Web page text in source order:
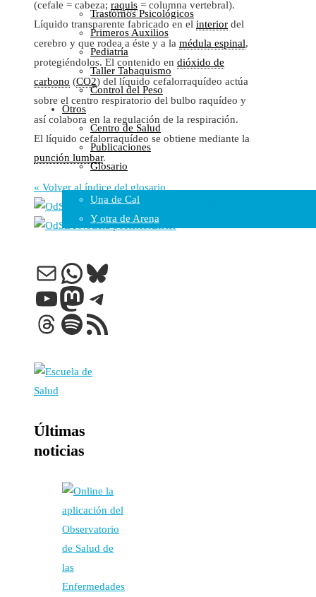
Colaboraciones
Cartas al Director
Medios de Comunicación
Otros
Vídeos
Cara Oscura Sanidad
Humor
Cal y Arena
Una de Cal
Y otra de Arena
Enlaces
Newsletter
Trastornos Psicológicos
Primeros Auxilios
Pediatría
Taller Tabaquismo
Control del Peso
Otros
Centro de Salud
Publicaciones
Glosario
(cefale = cabeza; raquis = columna vertebral).
Líquido transparente fabricado en el interior del
cerebro y que rodea a éste y a la médula espinal,
protegiéndolos. El contenido en dióxido de
carbono (CO2) del líquido cefalorraquídeo actúa
sobre el centro respiratorio del bulbo raquídeo y
así colabora en la regulación de la respiración.
El líquido cefalorraquídeo se obtiene mediante la
punción lumbar.
« Volver al índice del glosario
Noticia anterior
Noticia posteriorLister
Correo electrónico
WhatsApp
Bluesky
YouTube
Mastodon
Telegram
Threads
Spotify
Feed RSS
Últimas
noticias